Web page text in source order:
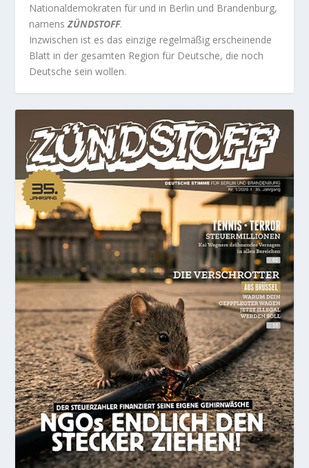
Nationaldemokraten für und in Berlin und Brandenburg,
namensZÜNDSTOFF.
Inzwischen ist es das einzige regelmäßig erscheinende
Blatt in der gesamten Region für Deutsche, die noch
Deutsche sein wollen.